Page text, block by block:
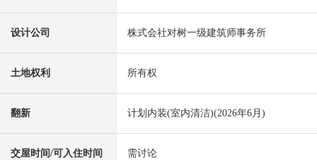
设计公司 株式会社对树一级建筑师事务所
土地权利 所有权
翻新 计划内装(室内清洁)(2026年6月)
交屋时间/可入住时间 需讨论